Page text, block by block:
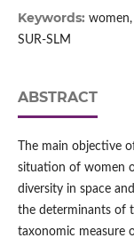
Keywords: women,
SUR‑SLM
ABSTRACT
The main objective
situation of women
diversity in space
the determinants of
taxonomic measure